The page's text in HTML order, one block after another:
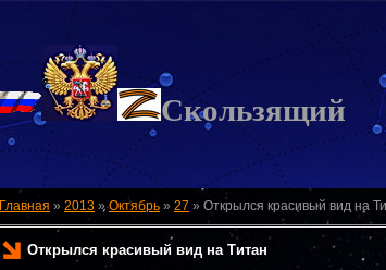
Скользящий
Главная » 2013 » Октябрь » 27 » Открылся красивый вид на
Открылся красивый вид на Титан